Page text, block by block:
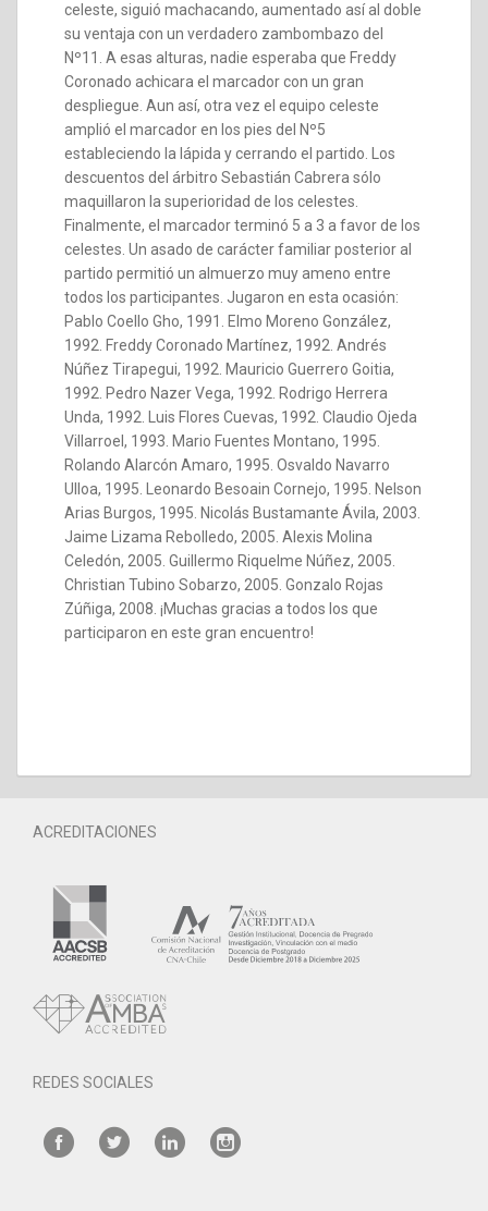
celeste, siguió machacando, aumentado así al doble
su ventaja con un verdadero zambombazo del
Nº11. A esas alturas, nadie esperaba que Freddy
Coronado achicara el marcador con un gran
despliegue. Aun así, otra vez el equipo celeste
amplió el marcador en los pies del Nº5
estableciendo la lápida y cerrando el partido. Los
descuentos del árbitro Sebastián Cabrera sólo
maquillaron la superioridad de los celestes.
Finalmente, el marcador terminó 5 a 3 a favor de los
celestes. Un asado de carácter familiar posterior al
partido permitió un almuerzo muy ameno entre
todos los participantes. Jugaron en esta ocasión:
Pablo Coello Gho, 1991. Elmo Moreno González,
1992. Freddy Coronado Martínez, 1992. Andrés
Núñez Tirapegui, 1992. Mauricio Guerrero Goitia,
1992. Pedro Nazer Vega, 1992. Rodrigo Herrera
Unda, 1992. Luis Flores Cuevas, 1992. Claudio Ojeda
Villarroel, 1993. Mario Fuentes Montano, 1995.
Rolando Alarcón Amaro, 1995. Osvaldo Navarro
Ulloa, 1995. Leonardo Besoain Cornejo, 1995. Nelson
Arias Burgos, 1995. Nicolás Bustamante Ávila, 2003.
Jaime Lizama Rebolledo, 2005. Alexis Molina
Celedón, 2005. Guillermo Riquelme Núñez, 2005.
Christian Tubino Sobarzo, 2005. Gonzalo Rojas
Zúñiga, 2008. ¡Muchas gracias a todos los que
participaron en este gran encuentro!
ACREDITACIONES
REDES SOCIALES